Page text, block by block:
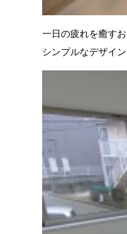
一日の疲れを癒すお
シンプルなデザイ